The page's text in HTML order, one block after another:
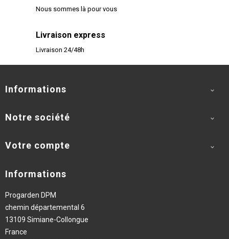
Nous sommes là pour vous
Livraison express
Livraison 24/48h
Informations 
Notre société 
Votre compte 
Informations
Progarden DPM
chemin départemental 6
13109 Simiane-Collongue
France